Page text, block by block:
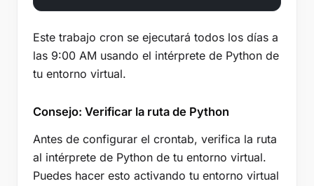
Este trabajo cron se ejecutará todos los días a
las 9:00 AM usando el intérprete de Python de
tu entorno virtual.
Consejo: Verificar la ruta de Python
Antes de configurar el crontab, verifica la ruta
al intérprete de Python de tu entorno virtual.
Puedes hacer esto activando tu entorno virtual